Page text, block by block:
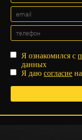
Я ознакомился с
данных
Я даюсогласие